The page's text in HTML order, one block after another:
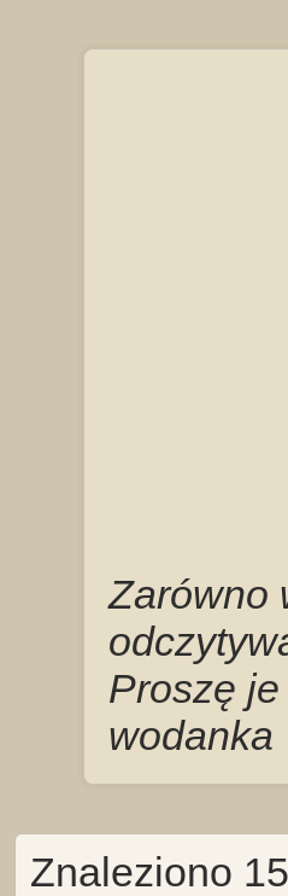
Zarówno
Proszę
wodanka
Znaleziono